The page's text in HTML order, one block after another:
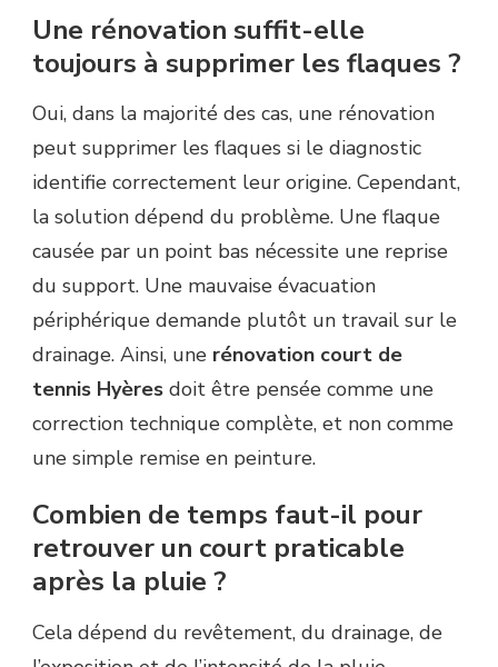
Une rénovation suffit-elle
toujours à supprimer les flaques ?
Oui, dans la majorité des cas, une rénovation
peut supprimer les flaques si le diagnostic
identifie correctement leur origine. Cependant,
la solution dépend du problème. Une flaque
causée par un point bas nécessite une reprise
du support. Une mauvaise évacuation
périphérique demande plutôt un travail sur le
drainage. Ainsi, une rénovation court de
tennis Hyères doit être pensée comme une
correction technique complète, et non comme
une simple remise en peinture.
Combien de temps faut-il pour
retrouver un court praticable
après la pluie ?
Cela dépend du revêtement, du drainage, de